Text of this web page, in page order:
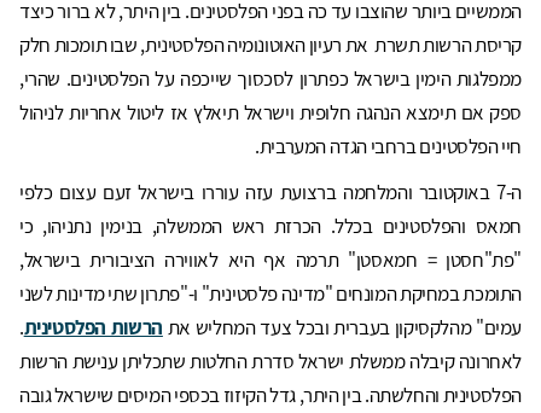
הממשיים ביותר שהוצבו עד כה בפני הפלסטינים. בין היתר, לא ברור כיצד
קריסת הרשות תשרת את רעיון האוטונומיה הפלסטינית, שבו תומכות חלק
ממפלגות הימין בישראל כפתרון לסכסוך שייכפה על הפלסטינים. שהרי,
ספק אם תימצא הנהגה חלופית וישראל תיאלץ אז ליטול אחריות לניהול
חיי הפלסטינים ברחבי הגדה המערבית.
ה-7 באוקטובר והמלחמה ברצועת עזה עוררו בישראל זעם עצום כלפי
חמאס והפלסטינים בכלל. הכרזת ראש הממשלה, בנימין נתניהו, כי
"פת"חסטן = חמאסטן" תרמה אף היא לאווירה הציבורית בישראל,
התומכת במחיקת המונחים "מדינה פלסטינית" ו-"פתרון שתי מדינות לשני
עמים" מהלקסיקון בעברית ובכל צעד המחליש את הרשות הפלסטינית.
לאחרונה קיבלה ממשלת ישראל סדרת החלטות שתכליתן ענישת הרשות
הפלסטינית והחלשתה. בין היתר, גדל הקיזוז בכספי המיסים שישראל גובה